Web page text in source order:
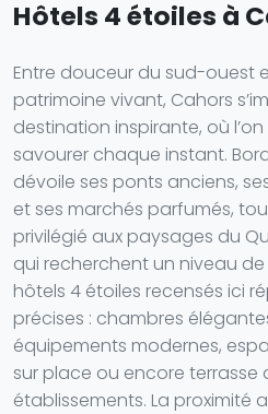
Hôtels 4 étoiles à
Entre douceur du sud-ouest
patrimoine vivant, Cahors
destination inspirante, où
savourer chaque instant.
dévoile ses ponts anciens,
et ses marchés parfumés,
privilégié aux paysages du
qui recherchent un niveau
hôtels 4 étoiles recensés ici
précises : chambres
équipements modernes,
sur place ou encore terrasse
établissements. La proximité